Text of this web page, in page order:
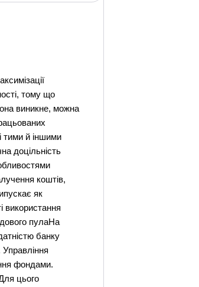
тому що
виникне, можна
тими й іншими
доцільність
коштів,
як
використання
пулаНа
банку
Управління
фондами.
цього